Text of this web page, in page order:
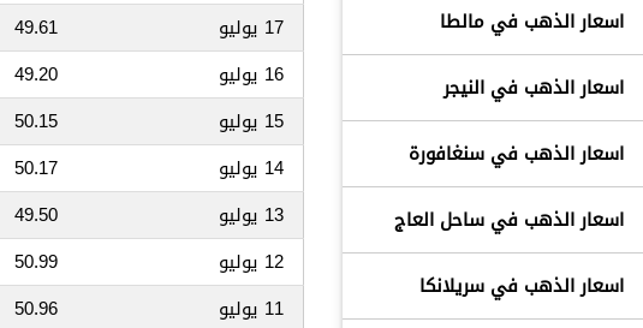
اسعار الذهب في مالطا
اسعار الذهب في النيجر
اسعار الذهب في سنغافورة
اسعار الذهب في ساحل العاج
اسعار الذهب في سريلانكا
17 يوليو
49.61
16 يوليو
49.20
15 يوليو
50.15
14 يوليو
50.17
13 يوليو
49.50
12 يوليو
50.99
11 يوليو
50.96